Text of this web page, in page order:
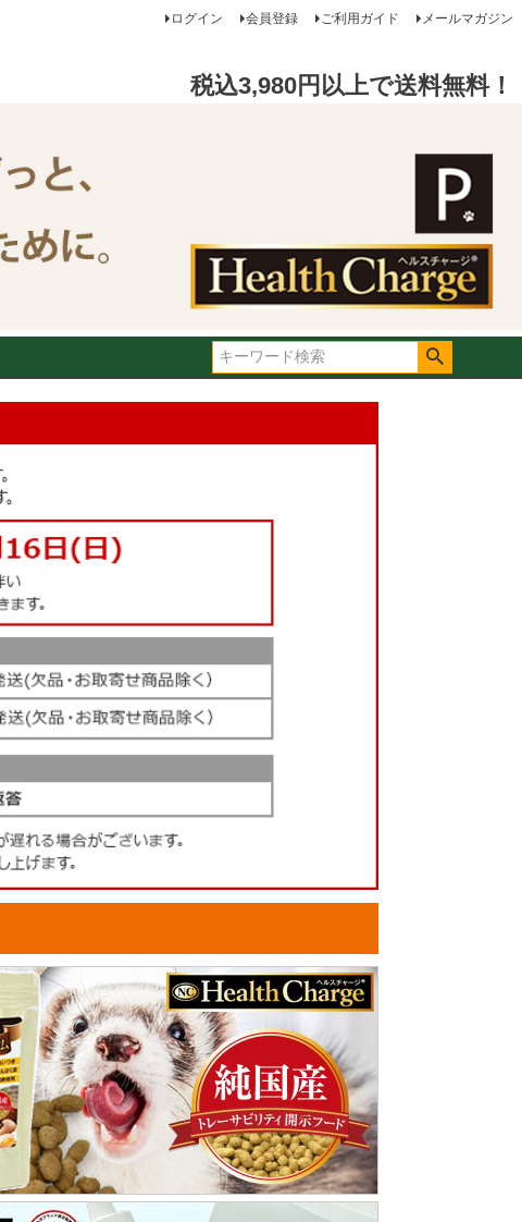
ログイン 会員登録 ご利用ガイド メールマガジン
税込3,980円以上で送料無料！